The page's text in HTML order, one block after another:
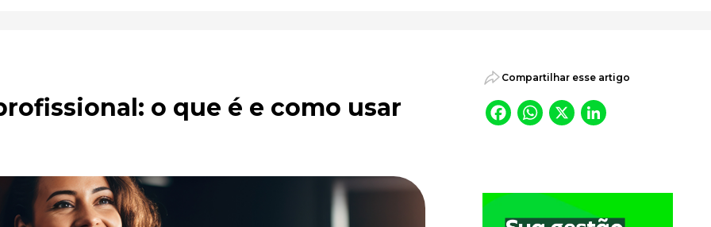
o que é e como usar
Compartilhar esse artigo
Facebook
WhatsApp
X